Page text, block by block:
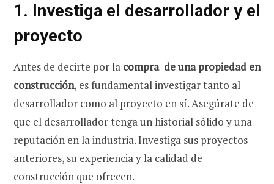
1. Investiga el desarrollador y el
proyecto
Antes de decirte por la compra de una propiedad en
construcción, es fundamental investigar tanto al
desarrollador como al proyecto en sí. Asegúrate de
que el desarrollador tenga un historial sólido y una
reputación en la industria. Investiga sus proyectos
anteriores, su experiencia y la calidad de
construcción que ofrecen.